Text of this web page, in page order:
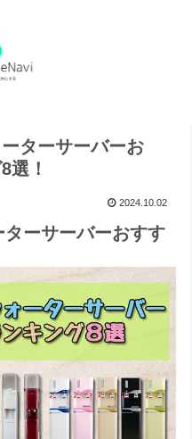
ターサーバーお
選！
2024.10.02
ーサーバーおすす